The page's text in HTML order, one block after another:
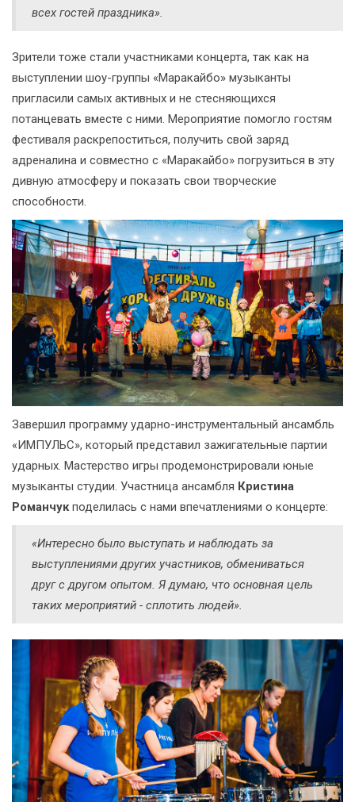
всех гостей праздника».
Зрители тоже стали участниками концерта, так как на
выступлении шоу-группы «Маракайбо» музыканты
пригласили самых активных и не стесняющихся
потанцевать вместе с ними. Мероприятие помогло гостям
фестиваля раскрепоститься, получить свой заряд
адреналина и совместно с «Маракайбо» погрузиться в эту
дивную атмосферу и показать свои творческие
способности.
Завершил программу ударно-инструментальный ансамбль
«ИМПУЛЬС», который представил зажигательные партии
ударных. Мастерство игры продемонстрировали юные
музыканты студии. Участница ансамбля Кристина
Романчукподелилась с нами впечатлениями о концерте:
«Интересно было выступать и наблюдать за
выступлениями других участников, обмениваться
друг с другом опытом. Я думаю, что основная цель
таких мероприятий - сплотить людей».